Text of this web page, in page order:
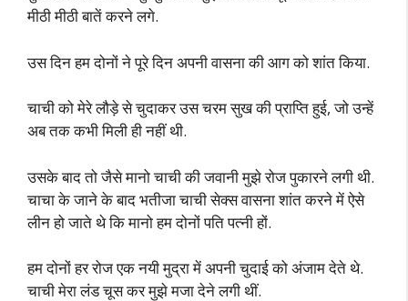
मीठी मीठी बातें करने लगे.
उस दिन हम दोनों ने पूरे दिन अपनी वासना की आग को शांत किया.
चाची को मेरे लौड़े से चुदाकर उस चरम सुख की प्राप्ति हुई, जो उन्हें
अब तक कभी मिली ही नहीं थी.
उसके बाद तो जैसे मानो चाची की जवानी मुझे रोज पुकारने लगी थी.
चाचा के जाने के बाद भतीजा चाची सेक्स वासना शांत करने में ऐसे
लीन हो जाते थे कि मानो हम दोनों पति पत्नी हों.
हम दोनों हर रोज एक नयी मुद्रा में अपनी चुदाई को अंजाम देते थे.
चाची मेरा लंड चूस कर मुझे मजा देने लगी थीं.